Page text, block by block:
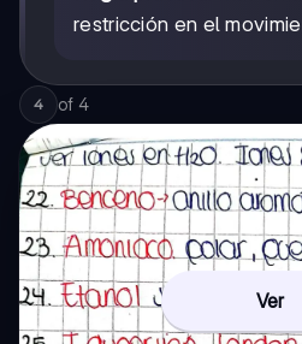
restricción en el
4 of 4
Ver